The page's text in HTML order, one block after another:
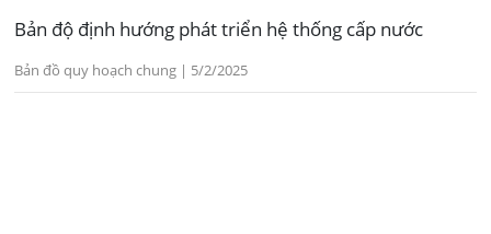
Bản độ định hướng phát triển hệ thống cấp nước
Bản đồ quy hoạch chung | 5/2/2025